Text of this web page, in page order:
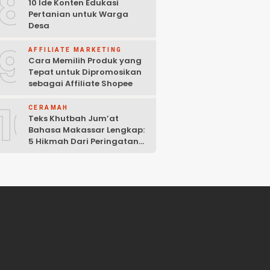
10 Ide Konten Edukasi
Pertanian untuk Warga
Desa
AFFILIATE MARKETING
Cara Memilih Produk yang
Tepat untuk Dipromosikan
sebagai Affiliate Shopee
CERAMAH
Teks Khutbah Jum’at
Bahasa Makassar Lengkap:
5 Hikmah Dari Peringatan